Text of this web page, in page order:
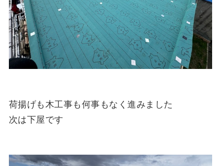
荷揚げも木工事も何事もなく進みました
次は下屋です